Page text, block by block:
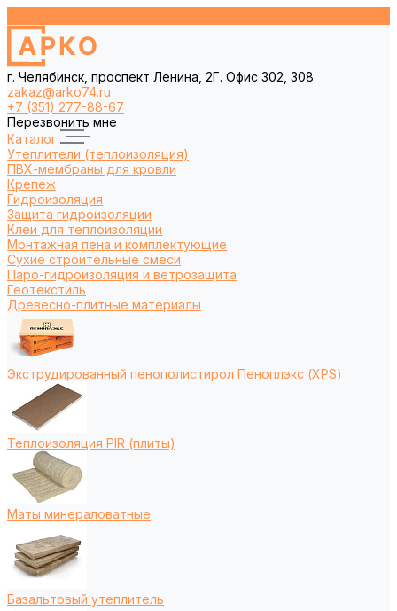
г. Челябинск, проспект Ленина, 2Г. Офис 302, 308
zakaz@arko74.ru
+7 (351) 277-88-67
Перезвонить мне
Каталог
Утеплители (теплоизоляция)
ПВХ-мембраны для кровли
Крепеж
Гидроизоляция
Защита гидроизоляции
Клеи для теплоизоляции
Монтажная пена и комплектующие
Сухие строительные смеси
Паро-гидроизоляция и ветрозащита
Геотекстиль
Древесно-плитные материалы
Экструдированный пенополистирол Пеноплэкс (XPS)
Теплоизоляция PIR (плиты)
Маты минераловатные
Базальтовый утеплитель